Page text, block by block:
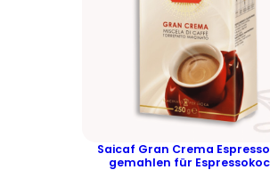
Saicaf Gran Crema
gemahlen für